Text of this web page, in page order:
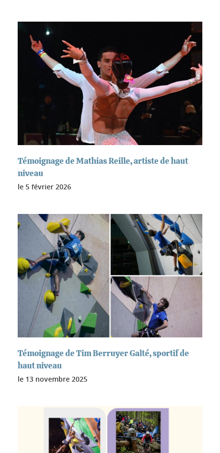
Témoignage de Mathias Reille, artiste de haut
niveau
le 5 février 2026
Témoignage de Tim Berruyer Galté, sportif de
haut niveau
le 13 novembre 2025